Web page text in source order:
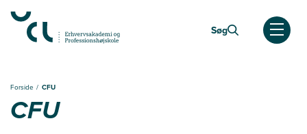
hovedindhold
Søg
Åben
Forside CFU
CFU